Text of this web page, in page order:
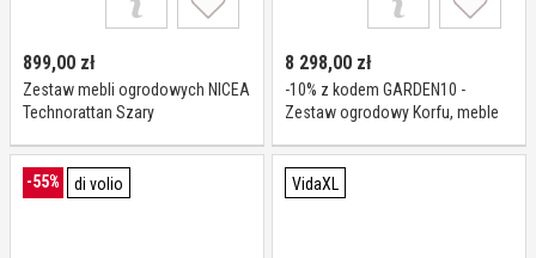
899,00 zł
Zestaw mebli ogrodowych NICEA
Technorattan Szary
8 298,00 zł
-10% z kodem GARDEN10 -
Zestaw ogrodowy Korfu, meble
-55% di volio VidaXL